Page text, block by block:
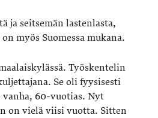
ja seitsemän lastenlasta,
myös Suomessa mukana.
Työskentelin
Se oli fyysisesti
vanha, 60-vuotias. Nyt
on vielä viisi vuotta. Sitten